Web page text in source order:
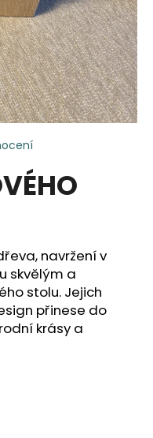
navržení v
skvělým a
stolu. Jejich
přinese do
krásy a